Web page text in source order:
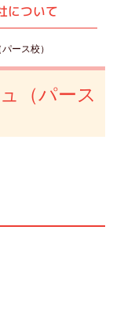
について
ース校）
（パース